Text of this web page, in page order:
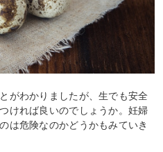
がわかりましたが、生でも安全
ければ良いのでしょうか。妊婦
は危険なのかどうかもみていき